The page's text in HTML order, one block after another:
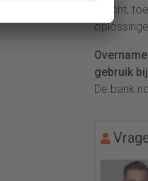
Inzicht,
gebruik
De bank